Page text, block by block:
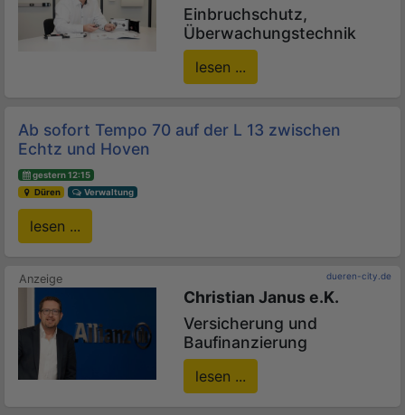
Einbruchschutz,
Überwachungstechnik
lesen ...
Ab sofort Tempo 70 auf der L 13 zwischen
Echtz und Hoven
gestern 12:15
Düren
Verwaltung
lesen ...
dueren-city.de
Christian Janus e.K.
Versicherung und
Baufinanzierung
lesen ...